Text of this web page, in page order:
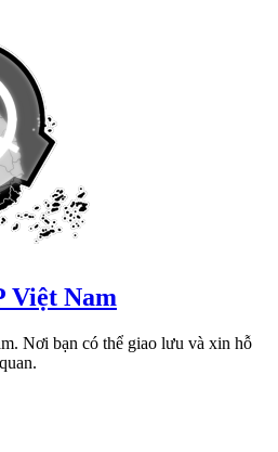
Việt Nam
Nơi bạn có thể giao lưu và xin hỗ